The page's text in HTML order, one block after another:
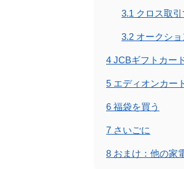
3.1 クロス取
3.2 オークシ
4 JCBギフトカー
5 エディオンカー
6 福袋を買う
7 さいごに
8 おまけ：他の家